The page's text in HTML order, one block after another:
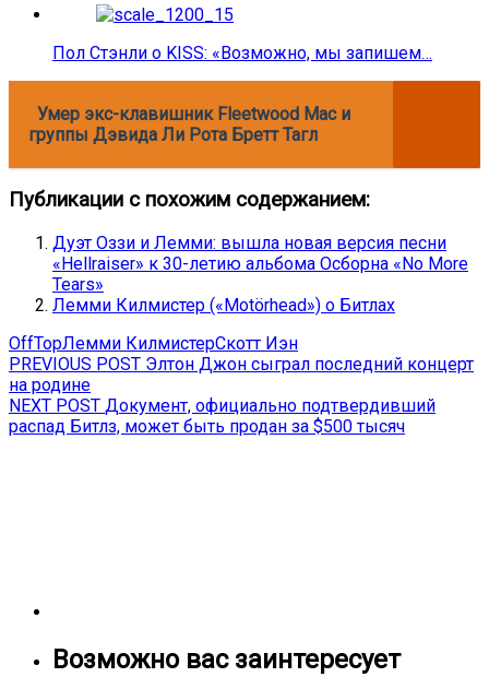
Пол Стэнли о KISS: «Возможно, мы запишем…
Умер экс-клавишник Fleetwood Mac и
группы Дэвида Ли Рота Бретт Тагл
Публикации с похожим содержанием:
Дуэт Оззи и Лемми: вышла новая версия песни
«Hellraiser» к 30-летию альбома Осборна «No More
Tears»
Лемми Килмистер («Motörhead») о Битлах
OffTopЛемми КилмистерСкотт Иэн
Навигация
по
записям
PREVIOUS POST Previous
Элтон Джон сыграл последний концерт
на родине
NEXT POST Next
post:
Документ, официально подтвердивший
распад Битлз, может быть продан за $500 тысяч
Возможно вас заинтересует